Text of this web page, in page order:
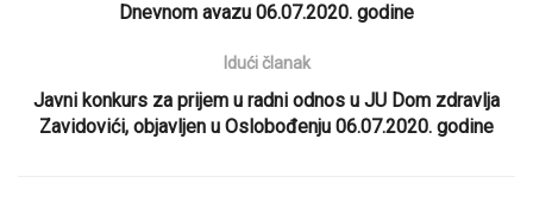
Dnevnom avazu 06.07.2020. godine
Idući članak
Javni konkurs za prijem u radni odnos u JU Dom zdravlja
Zavidovići, objavljen u Oslobođenju 06.07.2020. godine